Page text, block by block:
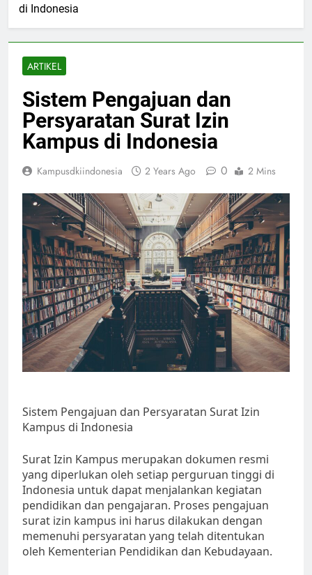
di Indonesia
ARTIKEL
Sistem Pengajuan dan
Persyaratan Surat Izin
Kampus di Indonesia
Kampusdkiindonesia 2 Years Ago 0 2 Mins
Sistem Pengajuan dan Persyaratan Surat Izin
Kampus di Indonesia
Surat Izin Kampus merupakan dokumen resmi
yang diperlukan oleh setiap perguruan tinggi di
Indonesia untuk dapat menjalankan kegiatan
pendidikan dan pengajaran. Proses pengajuan
surat izin kampus ini harus dilakukan dengan
memenuhi persyaratan yang telah ditentukan
oleh Kementerian Pendidikan dan Kebudayaan.